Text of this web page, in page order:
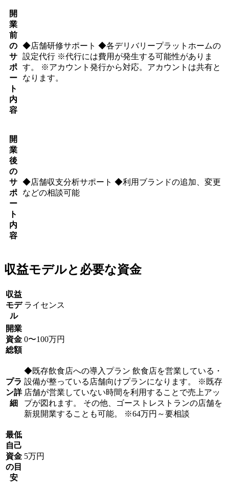
開
業
前
の
サ
ポ
ー
ト
内
容
◆店舗研修サポート ◆各デリバリープラットホームの
設定代行 ※代行には費用が発生する可能性がありま
す。 ※アカウント発行から対応。アカウントは共有と
なります。
開
業
後
の
サ
ポ
ー
ト
内
容
◆店舗収支分析サポート ◆利用ブランドの追加、変更
などの相談可能
収益モデルと必要な資金
収益
モデ
ル
ライセンス
開業
資金
総額
0〜100万円
プラ
ン詳
細
◆既存飲食店への導入プラン 飲食店を営業している・
設備が整っている店舗向けプランになります。 ※既存
店舗が営業していない時間を利用することで売上アッ
プが図れます。 その他、ゴーストレストランの店舗を
新規開業することも可能。 ※64万円～要相談
最低
自己
資金
の目
安
5万円